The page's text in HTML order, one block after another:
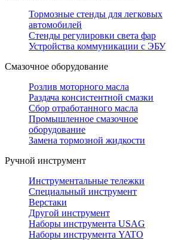
Тормозные стенды для легковых
автомобилей
Стенды регулировки света фар
Устройства коммуникации с ЭБУ
Смазочное оборудование
Розлив моторного масла
Раздача консистентной смазки
Сбор отработанного масла
Промышленное смазочное
оборудование
Замена тормозной жидкости
Ручной инструмент
Инструментальные тележки
Специальный инструмент
Верстаки
Другой инструмент
Наборы инструмента USAG
Наборы инструмента YATO